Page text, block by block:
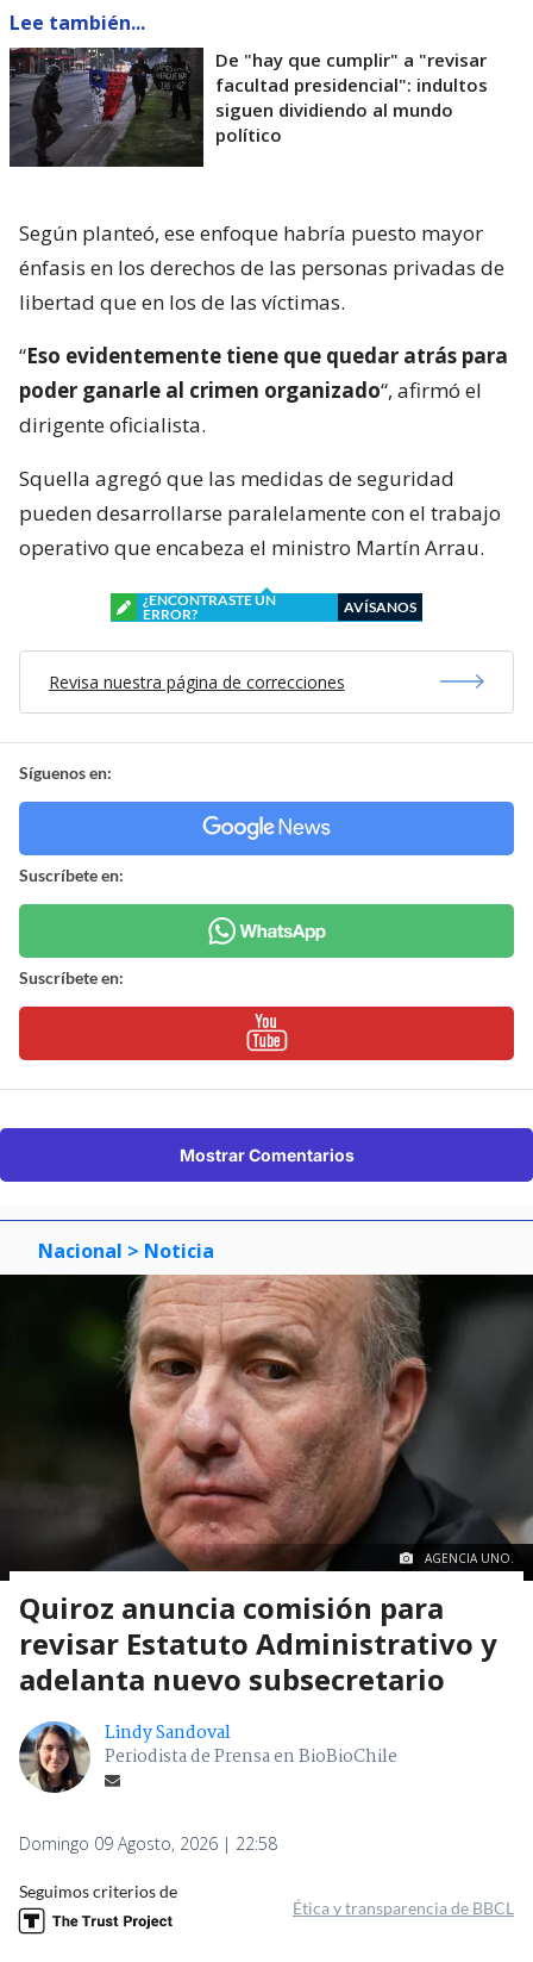
Lee también...
De "hay que cumplir" a "revisar
facultad presidencial": indultos
siguen dividiendo al mundo
político
Según planteó, ese enfoque habría puesto mayor
énfasis en los derechos de las personas privadas de
libertad que en los de las víctimas.
“Eso evidentemente tiene que quedar atrás para
poder ganarle al crimen organizado“, afirmó el
dirigente oficialista.
Squella agregó que las medidas de seguridad
pueden desarrollarse paralelamente con el trabajo
operativo que encabeza el ministro Martín Arrau.
¿ENCONTRASTE UN
ERROR?
AVÍSANOS
Revisa nuestra página de correcciones
Síguenos en:
Suscríbete en:
Suscríbete en:
Mostrar Comentarios
Nacional > Noticia
AGENCIA UNO.
Quiroz anuncia comisión para
revisar Estatuto Administrativo y
adelanta nuevo subsecretario
Lindy Sandoval
Periodista de Prensa en BioBioChile
Domingo 09 Agosto, 2026 | 22:58
Seguimos criterios de
Ética y transparencia de BBCL